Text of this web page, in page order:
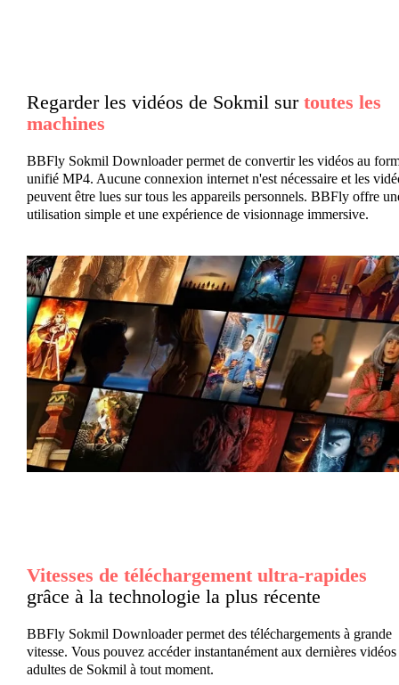
Regarder les vidéos de Sokmil sur toutes les
machines
BBFly Sokmil Downloader permet de convertir les vidéos au
unifié MP4. Aucune connexion internet n'est nécessaire et les
peuvent être lues sur tous les appareils personnels. BBFly offre
utilisation simple et une expérience de visionnage immersive.
Vitesses de téléchargement ultra-rapides
grâce à la technologie la plus récente
BBFly Sokmil Downloader permet des téléchargements à grande
vitesse. Vous pouvez accéder instantanément aux dernières vidéos
adultes de Sokmil à tout moment.